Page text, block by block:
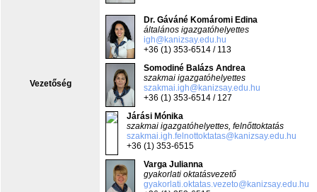
Vezetőség
Dr. Gáváné Komáromi Edina
általános igazgatóhelyettes
igh@kanizsay.edu.hu
+36 (1) 353-6514 / 113
Somodiné Balázs Andrea
szakmai igazgatóhelyettes
szakmai.igh@kanizsay.edu.hu
+36 (1) 353-6514 / 127
Járási Mónika
szakmai igazgatóhelyettes, felnőttoktatás
szakmai.igh.felnottoktatas@kanizsay.edu.hu
+36 (1) 353-6515
Varga Julianna
gyakorlati oktatásvezető
gyakorlati.oktatas.vezeto@kanizsay.edu.hu